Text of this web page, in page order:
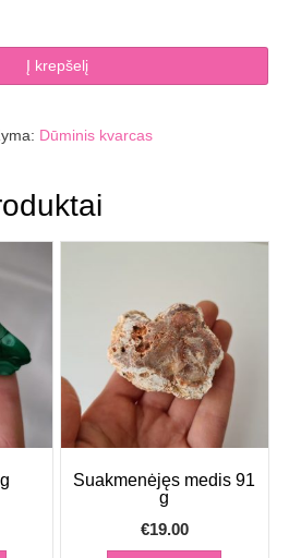
Į krepšelį
Dūminis kvarcas
Suakmenėjęs medis 91
g
€19.00